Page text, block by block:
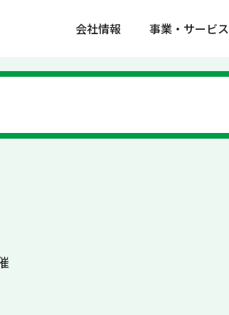
会社情報 事業・サービス